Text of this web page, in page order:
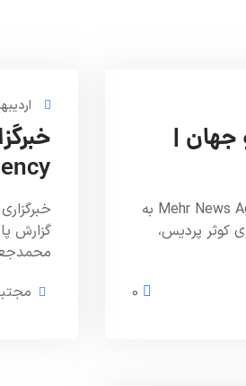
جهان |
خبرگزاری مهر | اخبار ایران و جهان | Mehr News Agency به
کوثر پردیس،
گزارش